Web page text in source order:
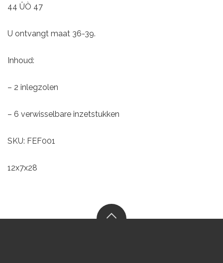
44 ÛÒ 47
U ontvangt maat 36-39.
Inhoud:
– 2 inlegzolen
– 6 verwisselbare inzetstukken
SKU: FEF001
12x7x28